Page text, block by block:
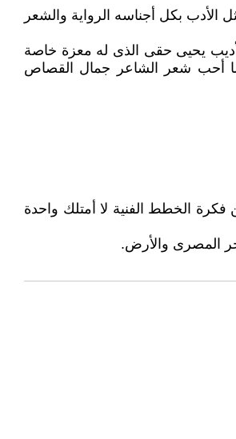
الأدب بكل أجناسه الرواية والشعر
يحيى حقى الذى له معزة خاصة
أحب شعر الشاعر جمال القصاص
فكرة الخطط الفنية لا أمتلك واحدة
المصرى والأرض.